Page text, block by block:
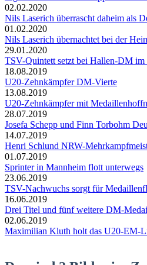
02.02.2020
Nils Laserich überrascht daheim als
01.02.2020
Nils Laserich übernachtet bei der
29.01.2020
TSV-Quintett setzt bei Hallen-DM
18.08.2019
U20-Zehnkämpfer DM-Vierte
13.08.2019
U20-Zehnkämpfer mit
28.07.2019
Josefa Schepp und Finn Torbohm
14.07.2019
Henri Schlund NRW-
01.07.2019
Sprinter in Mannheim flott unterwegs
23.06.2019
TSV-Nachwuchs sorgt für
16.06.2019
Drei Titel und fünf weitere DM-
02.06.2019
Maximilian Kluth holt das U20-EM-